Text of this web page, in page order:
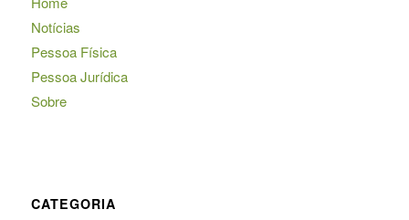
Notícias
Pessoa Física
Pessoa Jurídica
Sobre
CATEGORIA